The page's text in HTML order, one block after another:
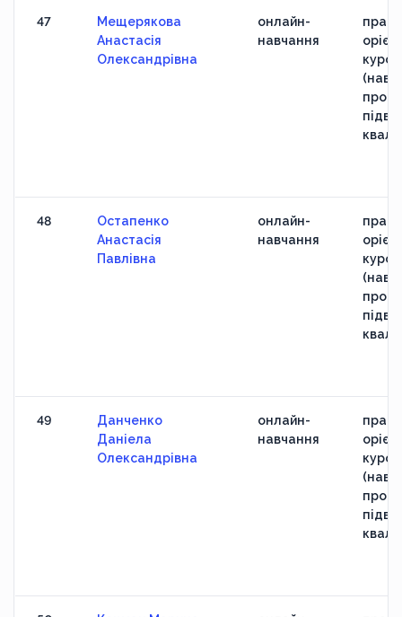
47
Мещерякова
Анастасія
Олександрівна
онлайн-
навчання
курс
48
Остапенко
Анастасія
Павлівна
онлайн-
навчання
курс
49
Данченко
Даніела
Олександрівна
онлайн-
навчання
курс